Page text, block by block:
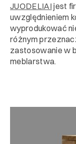
JUODELIAI jest
uwzględnieniem
wyprodukować
różnym
zastosowanie w
meblarstwa.